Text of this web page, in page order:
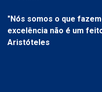
"Nós somos o que
excelência não é um
Aristóteles